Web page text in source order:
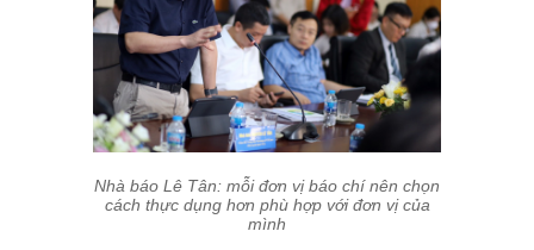
Nhà báo Lê Tân: mỗi đơn vị báo chí nên chọn
cách thực dụng hơn phù hợp với đơn vị của
mình